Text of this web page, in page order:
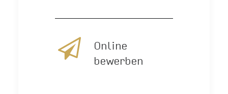
Online
bewerben